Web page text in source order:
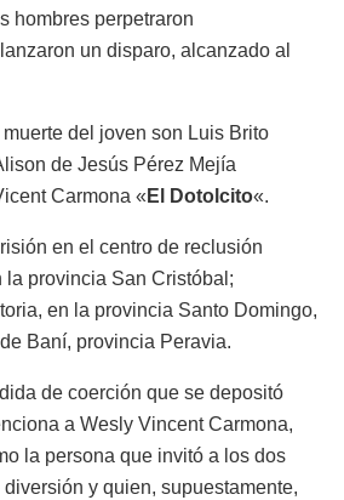
hombres perpetraron
un disparo, alcanzado al
del joven son Luis Brito
de Jesús Pérez Mejía
Carmona « El Dotolcito«.
en el centro de reclusión
provincia San Cristóbal;
en la provincia Santo Domingo,
Baní, provincia Peravia.
de coerción que se depositó
a Wesly Vincent Carmona,
la persona que invitó a los dos
y quien, supuestamente,